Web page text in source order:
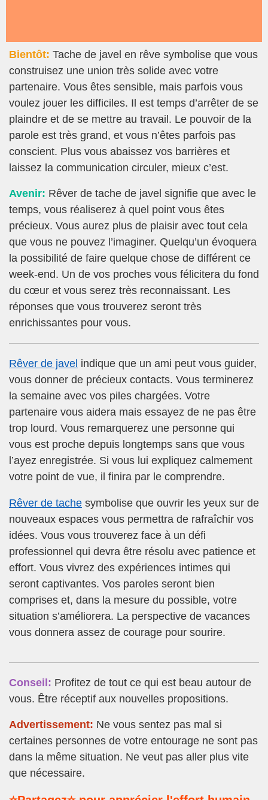
Bientôt: Tache de javel en rêve symbolise que vous
construisez une union très solide avec votre
partenaire. Vous êtes sensible, mais parfois vous
voulez jouer les difficiles. Il est temps d’arrêter de se
plaindre et de se mettre au travail. Le pouvoir de la
parole est très grand, et vous n’êtes parfois pas
conscient. Plus vous abaissez vos barrières et
laissez la communication circuler, mieux c’est.
Avenir: Rêver de tache de javel signifie que avec le
temps, vous réaliserez à quel point vous êtes
précieux. Vous aurez plus de plaisir avec tout cela
que vous ne pouvez l’imaginer. Quelqu’un évoquera
la possibilité de faire quelque chose de différent ce
week-end. Un de vos proches vous félicitera du fond
du cœur et vous serez très reconnaissant. Les
réponses que vous trouverez seront très
enrichissantes pour vous.
Rêver de javel indique que un ami peut vous guider,
vous donner de précieux contacts. Vous terminerez
la semaine avec vos piles chargées. Votre
partenaire vous aidera mais essayez de ne pas être
trop lourd. Vous remarquerez une personne qui
vous est proche depuis longtemps sans que vous
l’ayez enregistrée. Si vous lui expliquez calmement
votre point de vue, il finira par le comprendre.
Rêver de tache symbolise que ouvrir les yeux sur de
nouveaux espaces vous permettra de rafraîchir vos
idées. Vous vous trouverez face à un défi
professionnel qui devra être résolu avec patience et
effort. Vous vivrez des expériences intimes qui
seront captivantes. Vos paroles seront bien
comprises et, dans la mesure du possible, votre
situation s’améliorera. La perspective de vacances
vous donnera assez de courage pour sourire.
Conseil: Profitez de tout ce qui est beau autour de
vous. Être réceptif aux nouvelles propositions.
Advertissement: Ne vous sentez pas mal si
certaines personnes de votre entourage ne sont pas
dans la même situation. Ne veut pas aller plus vite
que nécessaire.